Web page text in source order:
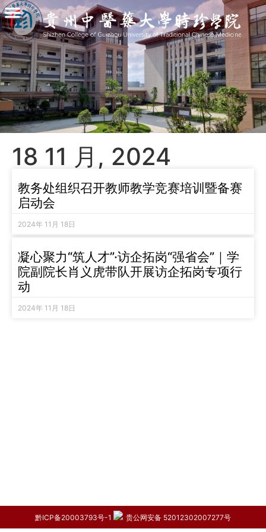
18 11 月, 2024
教务处组织召开教师教学竞赛培训暨备赛
启动会
2024年 11月 18日
凝心聚力“筑人才”·访企拓岗“强省会”｜学
院副院长肖义虎带队开展访企拓岗专项行
动
2024年 11月 18日
黔ICP备20003793号-1 贵公网安备 52012302007277号